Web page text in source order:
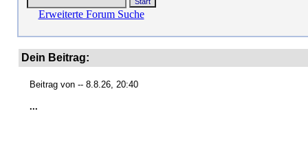
Erweiterte Forum Suche
Dein Beitrag:
Beitrag von -- 8.8.26, 20:40
...